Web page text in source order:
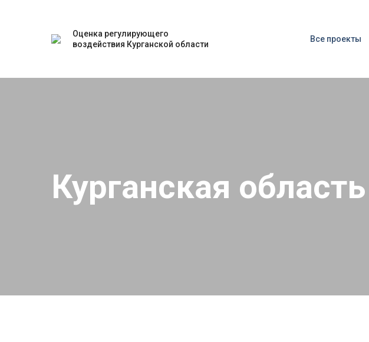
Оценка регулирующего
воздействия Курганской области
Все проекты
Курганская область